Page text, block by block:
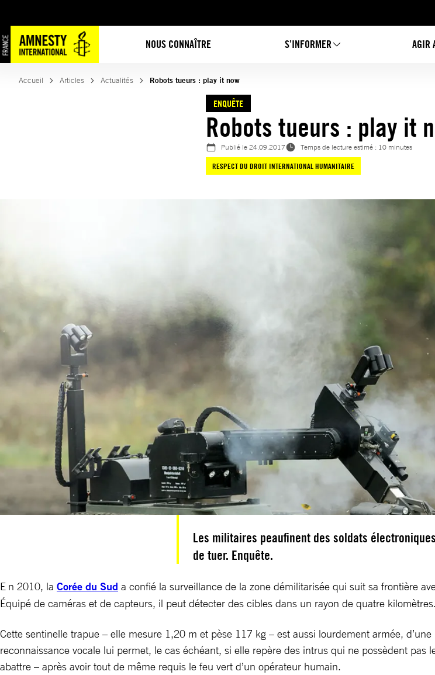
NOUS CONNAÎTRE S’INFORMER AGIR
au
contenu
Accueil Articles Actualités Robots tueurs : play it now
ENQUÊTE
Robots tueurs : play it
Publié le24.09.2017
Temps de lecture estimé : 10 minutes
RESPECT DU DROIT INTERNATIONAL HUMANITAIRE
Les militaires peaufinent des soldats
de tuer. Enquête.
E n 2010, la Corée du Sud a confié la surveillance de la zone démilitarisée qui suit sa frontière
Équipé de caméras et de capteurs, il peut détecter des cibles dans un rayon de quatre kilomètres.
Cette sentinelle trapue – elle mesure 1,20 m et pèse 117 kg – est aussi lourdement armée,
reconnaissance vocale lui permet, le cas échéant, si elle repère des intrus qui ne possèdent pas
abattre – après avoir tout de même requis le feu vert d’un opérateur humain.